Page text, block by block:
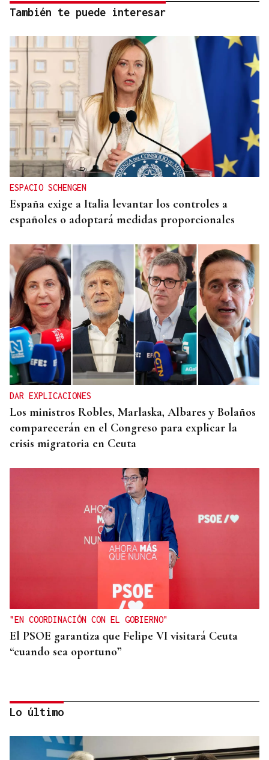
También te puede interesar
ESPACIO SCHENGEN
España exige a Italia levantar los controles a
españoles o adoptará medidas proporcionales
DAR EXPLICACIONES
Los ministros Robles, Marlaska, Albares y Bolaños
comparecerán en el Congreso para explicar la
crisis migratoria en Ceuta
"EN COORDINACIÓN CON EL GOBIERNO"
El PSOE garantiza que Felipe VI visitará Ceuta
“cuando sea oportuno”
Lo último